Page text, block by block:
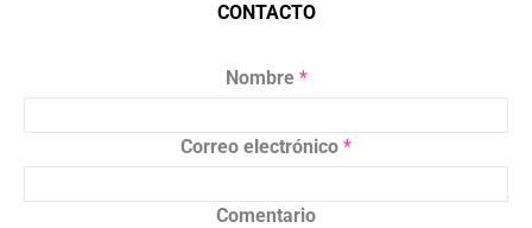
CONTACTO
Nombre *
Correo electrónico *
Comentario